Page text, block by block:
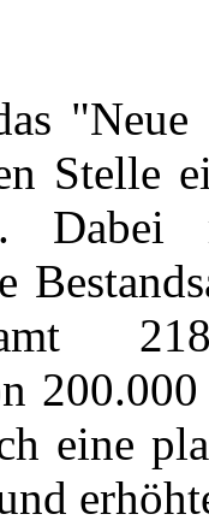
"Neue
Stelle
. Dabei
eine